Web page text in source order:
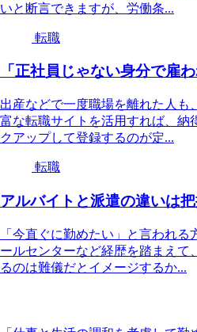
いと断言できますが、労働条...
転職
「正社員じゃない身分で雇
出産などで一度職場を離れた人も
富な転職サイトを活用すれば、納
クアップして登録するのが定...
転職
アルバイトと派遣の違いは
「今直ぐに勤めたい」と言われ
ールセンターなど経歴を踏まえて
るのは難儀だとイメージするか...